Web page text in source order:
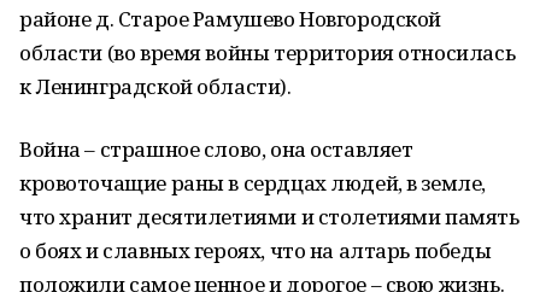
районе д. Старое Рамушево Новгородской
области (во время войны территория относилась
к Ленинградской области).
Война – страшное слово, она оставляет
кровоточащие раны в сердцах людей, в земле,
что хранит десятилетиями и столетиями память
о боях и славных героях, что на алтарь победы
положили самое ценное и дорогое – свою жизнь.